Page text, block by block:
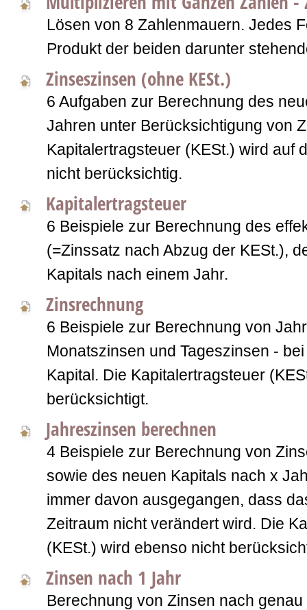
Lösen von 8 Zahlenmauern. Jedes
Produkt der beiden darunter
Zinseszinsen (ohne KESt.)
6 Aufgaben zur Berechnung des
Jahren unter Berücksichtigung von
Kapitalertragsteuer (KESt.) wird auf
nicht berücksichtig.
Kapitalertragsteuer
6 Beispiele zur Berechnung des
(=Zinssatz nach Abzug der KESt.),
Kapitals nach einem Jahr.
Zinsrechnung
6 Beispiele zur Berechnung von
Monatszinsen und Tageszinsen -
Kapital. Die Kapitalertragsteuer
berücksichtigt.
Jahreszinsen berechnen
4 Beispiele zur Berechnung von
sowie des neuen Kapitals nach x
immer davon ausgegangen, dass
Zeitraum nicht verändert wird. Die
(KESt.) wird ebenso nicht
Zinsen nach 1 Jahr
Berechnung von Zinsen nach